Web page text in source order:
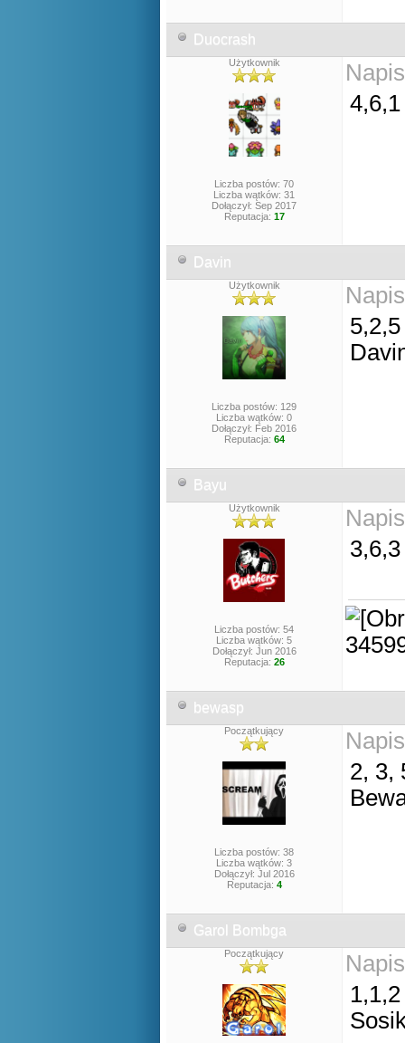
Duocrash
Użytkownik
Liczba postów: 70
Liczba wątków: 31
Dołączył: Sep 2017
Reputacja: 17
Davin
Użytkownik
Liczba postów: 129
Liczba wątków: 0
Dołączył: Feb 2016
Reputacja: 64
5,2,5
Bayu
Użytkownik
Liczba postów: 54
Liczba wątków: 5
Dołączył: Jun 2016
Reputacja: 26
bewasp
Początkujący
Liczba postów: 38
Liczba wątków: 3
Dołączył: Jul 2016
Reputacja: 4
2, 3,
Garol Bombga
Początkujący
1,1,2